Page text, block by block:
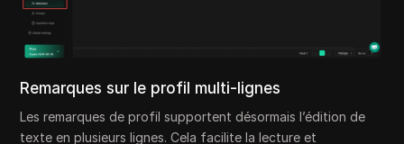
Remarques sur le profil multi-lignes
Les remarques de profil supportent désormais l’édition de
texte en plusieurs lignes. Cela facilite la lecture et